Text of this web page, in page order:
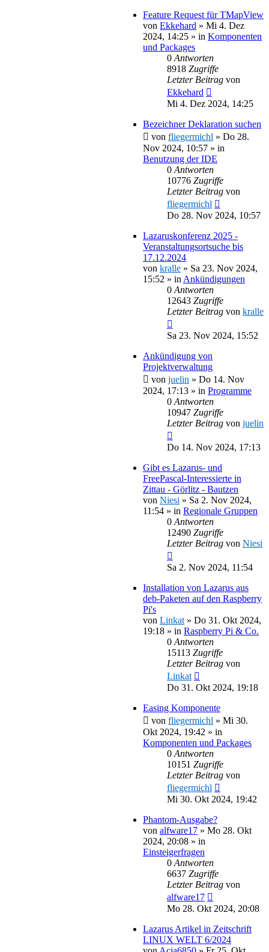
Feature Request für TMapView
von Ekkehard » Mi 4. Dez
2024, 14:25 » in Komponenten
und Packages
0 Antworten
8918 Zugriffe
Letzter Beitrag von
Ekkehard
Mi 4. Dez 2024, 14:25
Bezeichner Deklaration suchen
von fliegermichl » Do 28.
Nov 2024, 10:57 » in
Benutzung der IDE
0 Antworten
10776 Zugriffe
Letzter Beitrag von
fliegermichl
Do 28. Nov 2024, 10:57
Lazaruskonferenz 2025 -
Veranstaltungsortsuche bis
17.12.2024
von kralle » Sa 23. Nov 2024,
15:52 » in Ankündigungen
0 Antworten
12643 Zugriffe
Letzter Beitrag von kralle
Sa 23. Nov 2024, 15:52
Ankündigung von
Projektverwaltung
von juelin » Do 14. Nov
2024, 17:13 » in Programme
0 Antworten
10947 Zugriffe
Letzter Beitrag von juelin
Do 14. Nov 2024, 17:13
Gibt es Lazarus- und
FreePascal-Interessierte in
Zittau - Görlitz - Bautzen
von Niesi » Sa 2. Nov 2024,
11:54 » in Regionale Gruppen
0 Antworten
12490 Zugriffe
Letzter Beitrag von Niesi
Sa 2. Nov 2024, 11:54
Installation von Lazarus aus
deb-Paketen auf den Raspberry
Pi's
von Linkat » Do 31. Okt 2024,
19:18 » in Raspberry Pi & Co.
0 Antworten
15113 Zugriffe
Letzter Beitrag von
Linkat
Do 31. Okt 2024, 19:18
Easing Komponente
von fliegermichl » Mi 30.
Okt 2024, 19:42 » in
Komponenten und Packages
0 Antworten
10151 Zugriffe
Letzter Beitrag von
fliegermichl
Mi 30. Okt 2024, 19:42
Phantom-Ausgabe?
von alfware17 » Mo 28. Okt
2024, 20:08 » in
Einsteigerfragen
0 Antworten
6637 Zugriffe
Letzter Beitrag von
alfware17
Mo 28. Okt 2024, 20:08
Lazarus Artikel in Zeitschrift
LINUX WELT 6/2024